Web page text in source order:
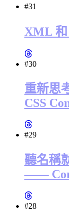
#31
XML
#30
重新思
CSS
#29
聽名稱
——
#28